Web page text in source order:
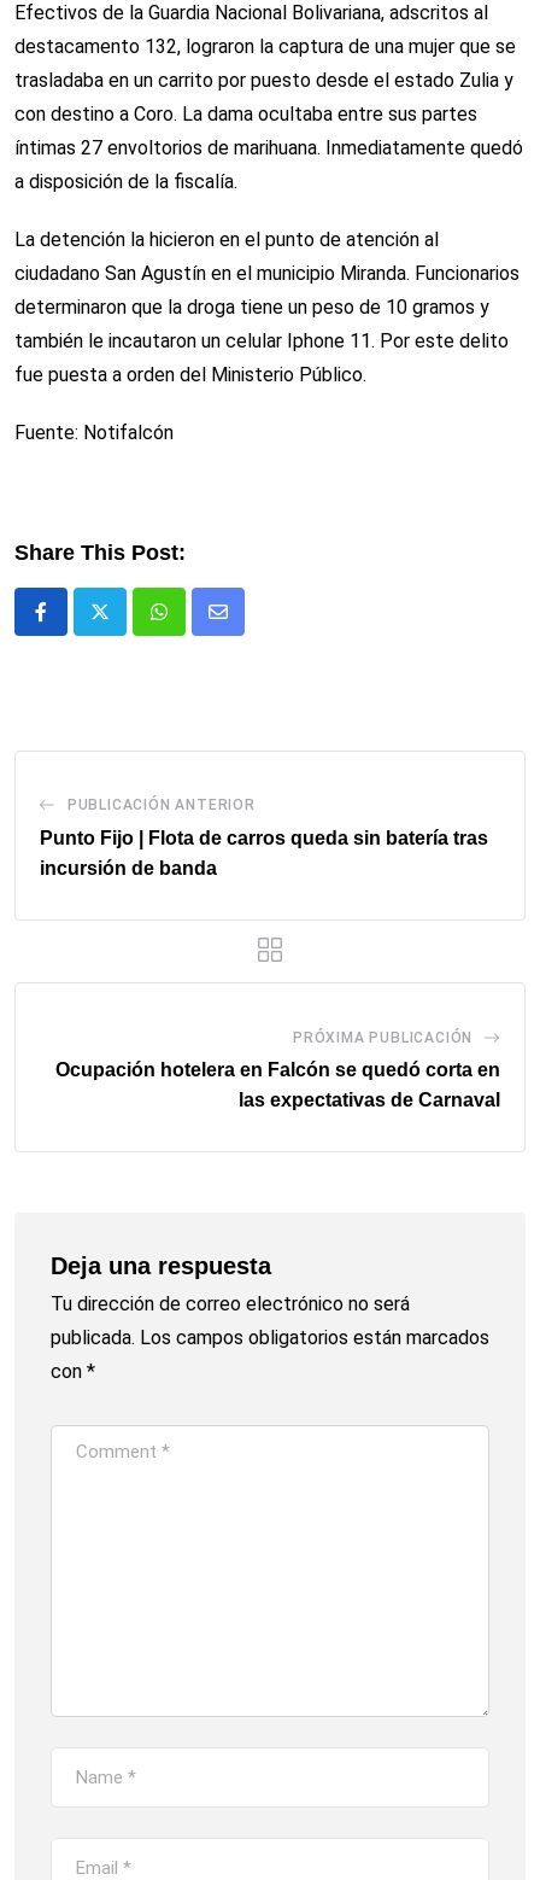
Efectivos de la Guardia Nacional Bolivariana, adscritos al
destacamento 132, lograron la captura de una mujer que se
trasladaba en un carrito por puesto desde el estado Zulia y
con destino a Coro. La dama ocultaba entre sus partes
íntimas 27 envoltorios de marihuana. Inmediatamente quedó
a disposición de la fiscalía.
La detención la hicieron en el punto de atención al
ciudadano San Agustín en el municipio Miranda. Funcionarios
determinaron que la droga tiene un peso de 10 gramos y
también le incautaron un celular Iphone 11. Por este delito
fue puesta a orden del Ministerio Público.
Fuente: Notifalcón
Share This Post:
WhatsappComparte
PUBLICACIÓN ANTERIOR
Punto Fijo | Flota de carros queda sin batería tras
incursión de banda
PRÓXIMA PUBLICACIÓN
Ocupación hotelera en Falcón se quedó corta en
las expectativas de Carnaval
Deja una respuesta
Tu dirección de correo electrónico no será
publicada. Los campos obligatorios están marcados
con *